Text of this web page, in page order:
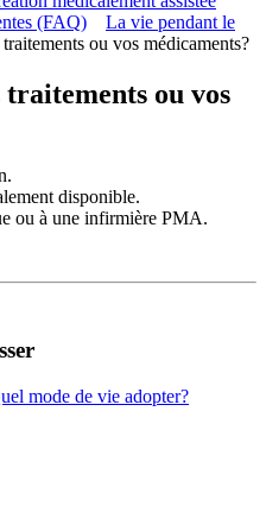
(FAQ)
La vie pendant le
ou vos médicaments?
traitements ou vos
disponible.
ou à une infirmière PMA.
mode de vie adopter?